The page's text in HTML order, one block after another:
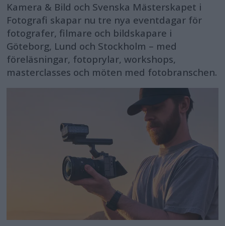
Kamera & Bild och Svenska Mästerskapet i
Fotografi skapar nu tre nya eventdagar för
fotografer, filmare och bildskapare i
Göteborg, Lund och Stockholm – med
föreläsningar, fotoprylar, workshops,
masterclasses och möten med fotobranschen.